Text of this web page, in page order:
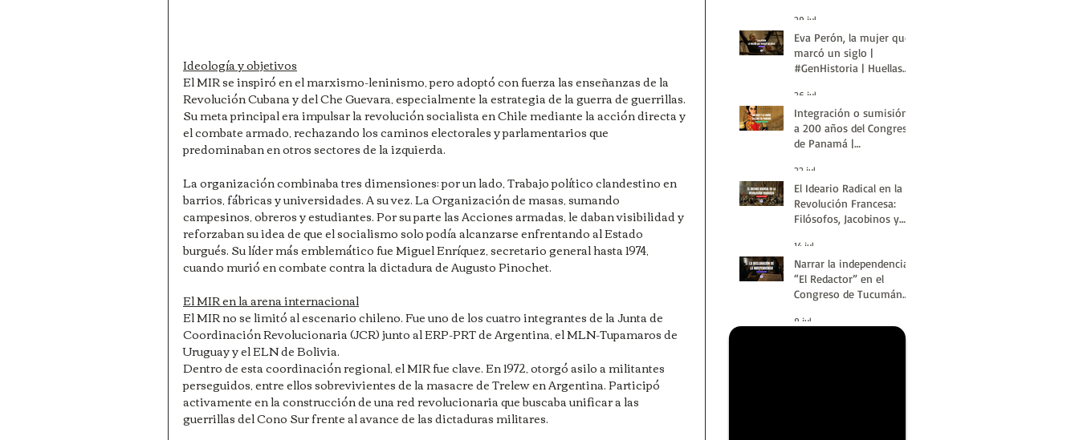
Ideología y objetivos
El MIR se inspiró en el marxismo-leninismo, pero adoptó con fuerza las enseñanzas de la
Revolución Cubana y del Che Guevara, especialmente la estrategia de la guerra de guerrillas.
Su meta principal era impulsar la revolución socialista en Chile mediante la acción directa y
el combate armado, rechazando los caminos electorales y parlamentarios que
predominaban en otros sectores de la izquierda.
La organización combinaba tres dimensiones: por un lado, Trabajo político clandestino en
barrios, fábricas y universidades. A su vez. La Organización de masas, sumando
campesinos, obreros y estudiantes. Por su parte las Acciones armadas, le daban visibilidad y
reforzaban su idea de que el socialismo solo podía alcanzarse enfrentando al Estado
burgués. Su líder más emblemático fue Miguel Enríquez, secretario general hasta 1974,
cuando murió en combate contra la dictadura de Augusto Pinochet.
El MIR en la arena internacional
El MIR no se limitó al escenario chileno. Fue uno de los cuatro integrantes de la Junta de
Coordinación Revolucionaria (JCR) junto al ERP-PRT de Argentina, el MLN-Tupamaros de
Uruguay y el ELN de Bolivia.
Dentro de esta coordinación regional, el MIR fue clave. En 1972, otorgó asilo a militantes
perseguidos, entre ellos sobrevivientes de la masacre de Trelew en Argentina. Participó
activamente en la construcción de una red revolucionaria que buscaba unificar a las
guerrillas del Cono Sur frente al avance de las dictaduras militares.
Historia
29 jul
Eva Perón, la mujer que
marcó un siglo |
#GenHistoria | Huellas
26 jul
Integración o sumisión:
a 200 años del Congreso
de Panamá |
as | Huellas de la
Historia
22 jul
El Ideario Radical en la
Revolución Francesa:
Filósofos, Jacobinos y
Historia
14 jul
Narrar la independencia:
“El Redactor” en el
Congreso de Tucumán
Huellas de la Historia
9 jul